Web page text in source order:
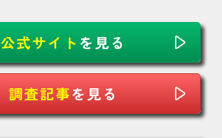
公式サイト を見る
調査記事を見る